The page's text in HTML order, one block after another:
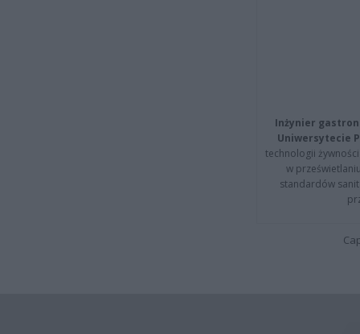
Inżynier
Uniwersytecie
technologii
w
standardów